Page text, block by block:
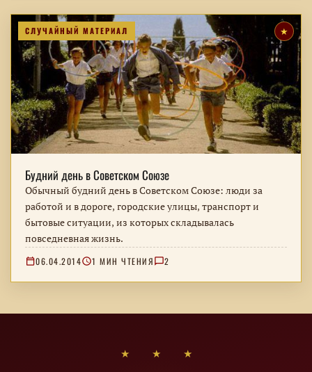
СЛУЧАЙНЫЙ МАТЕРИАЛ ★
Будний день в Советском Союзе
Обычный будний день в Советском Союзе: люди за
работой и в дороге, городские улицы, транспорт и
бытовые ситуации, из которых складывалась
повседневная жизнь.
06.04.2014 1 МИН ЧТЕНИЯ 2
★ ★ ★